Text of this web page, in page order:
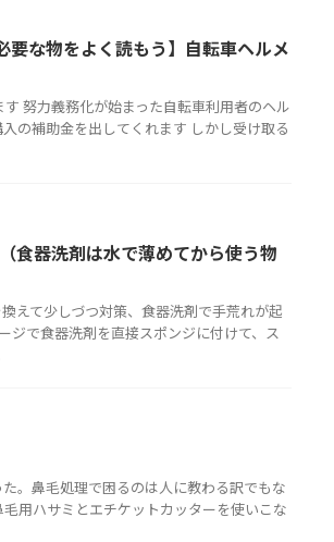
な物をよく読もう】自転車ヘルメ
努力義務化が始まった自転車利用者のヘル
の補助金を出してくれます しかし受け取る
食器洗剤は水で薄めてから使う物
えて少しづつ対策、食器洗剤で手荒れが起
ジで食器洗剤を直接スポンジに付けて、ス
。鼻毛処理で困るのは人に教わる訳でもな
用ハサミとエチケットカッターを使いこな